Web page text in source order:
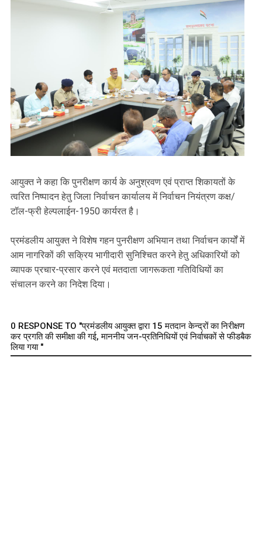
आयुक्त ने कहा कि पुनरीक्षण कार्य के अनुश्रवण एवं प्राप्त शिकायतों के
त्वरित निष्पादन हेतु जिला निर्वाचन कार्यालय में निर्वाचन नियंत्रण कक्ष/
टॉल-फ्री हेल्पलाईन-1950 कार्यरत है।
प्रमंडलीय आयुक्त ने विशेष गहन पुनरीक्षण अभियान तथा निर्वाचन कार्यों में
आम नागरिकों की सक्रिय भागीदारी सुनिश्चित करने हेतु अधिकारियों को
व्यापक प्रचार-प्रसार करने एवं मतदाता जागरूकता गतिविधियों का
संचालन करने का निदेश दिया।
0 RESPONSE TO "प्रमंडलीय आयुक्त द्वारा 15 मतदान केन्द्रों का निरीक्षण
कर प्रगति की समीक्षा की गई, माननीय जन-प्रतिनिधियों एवं निर्वाचकों से फीडबैक
लिया गया "